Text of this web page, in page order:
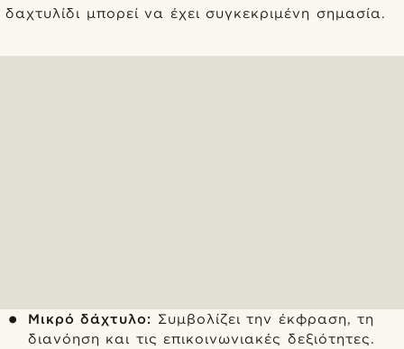
δαχτυλίδι μπορεί να έχει συγκεκριμένη σημασία.
Μικρό δάχτυλο: Συμβολίζει την έκφραση, τη
διανόηση και τις επικοινωνιακές δεξιότητες.